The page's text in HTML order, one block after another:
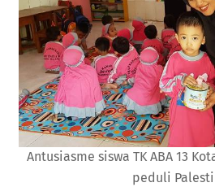
Antusiasme siswa TK ABA 13
peduli